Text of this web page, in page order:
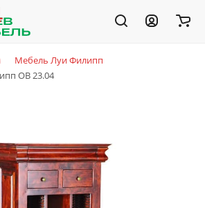
Мебель Луи Филипп
ОВ 23.04